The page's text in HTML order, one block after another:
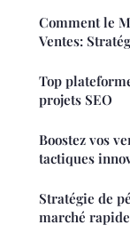
Comment le
Ventes:
Top
projets SEO
Boostez vos
tactiques
Stratégie de
marché